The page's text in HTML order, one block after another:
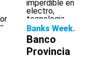
Banks Week
Banco
Provincia